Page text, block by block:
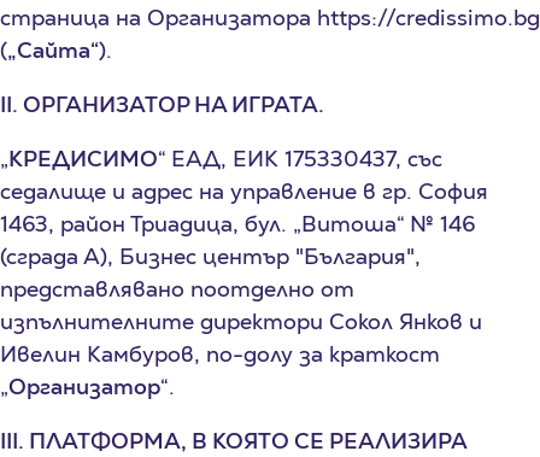
страница на Организатора https://credissimo.bg
(„Сайта“).
II. ОРГАНИЗАТОР НА ИГРАТА.
„КРЕДИСИМО“ ЕАД, ЕИК 175330437, със
седалище и адрес на управление в гр. София
1463, район Триадица, бул. „Витоша“ № 146
(сграда А), Бизнес център "България",
представлявано поотделно от
изпълнителните директори Сокол Янков и
Ивелин Камбуров, по-долу за краткост
„Организатор“.
III. ПЛАТФОРМА, В КОЯТО СЕ РЕАЛИЗИРА